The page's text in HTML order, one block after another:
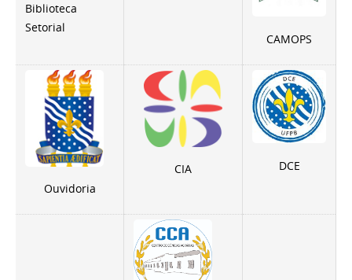
Biblioteca
Setorial
CAMOPS
Ouvidoria
CIA DCE